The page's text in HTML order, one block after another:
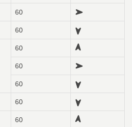
60
60
60
60
60
60
60